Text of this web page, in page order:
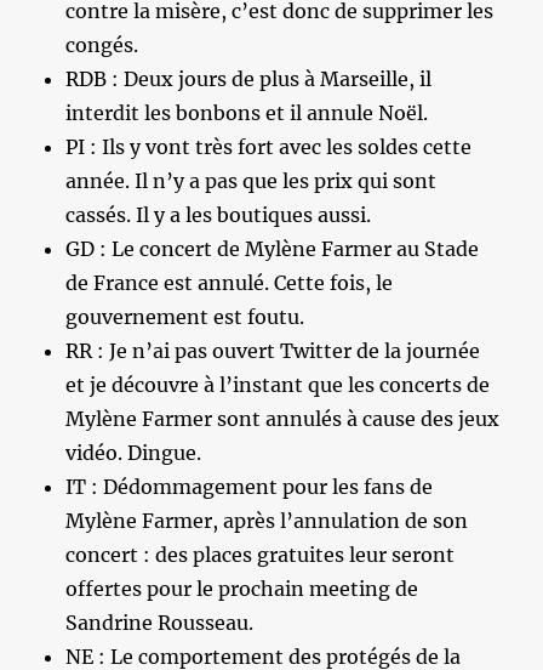
contre la misère, c’est donc de supprimer les
congés.
RDB : Deux jours de plus à Marseille, il
interdit les bonbons et il annule Noël.
PI : Ils y vont très fort avec les soldes cette
année. Il n’y a pas que les prix qui sont
cassés. Il y a les boutiques aussi.
GD : Le concert de Mylène Farmer au Stade
de France est annulé. Cette fois, le
gouvernement est foutu.
RR : Je n’ai pas ouvert Twitter de la journée
et je découvre à l’instant que les concerts de
Mylène Farmer sont annulés à cause des jeux
vidéo. Dingue.
IT : Dédommagement pour les fans de
Mylène Farmer, après l’annulation de son
concert : des places gratuites leur seront
offertes pour le prochain meeting de
Sandrine Rousseau.
NE : Le comportement des protégés de la